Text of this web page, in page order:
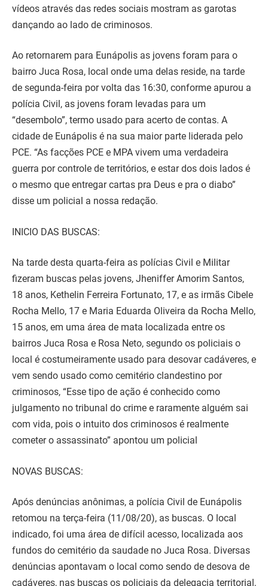
vídeos através das redes sociais mostram as garotas
dançando ao lado de criminosos.
Ao retornarem para Eunápolis as jovens foram para o
bairro Juca Rosa, local onde uma delas reside, na tarde
de segunda-feira por volta das 16:30, conforme apurou a
polícia Civil, as jovens foram levadas para um
“desembolo”, termo usado para acerto de contas. A
cidade de Eunápolis é na sua maior parte liderada pelo
PCE. “As facções PCE e MPA vivem uma verdadeira
guerra por controle de territórios, e estar dos dois lados é
o mesmo que entregar cartas pra Deus e pra o diabo”
disse um policial a nossa redação.
INICIO DAS BUSCAS:
Na tarde desta quarta-feira as polícias Civil e Militar
fizeram buscas pelas jovens, Jheniffer Amorim Santos,
18 anos, Kethelin Ferreira Fortunato, 17, e as irmãs Cibele
Rocha Mello, 17 e Maria Eduarda Oliveira da Rocha Mello,
15 anos, em uma área de mata localizada entre os
bairros Juca Rosa e Rosa Neto, segundo os policiais o
local é costumeiramente usado para desovar cadáveres, e
vem sendo usado como cemitério clandestino por
criminosos, “Esse tipo de ação é conhecido como
julgamento no tribunal do crime e raramente alguém sai
com vida, pois o intuito dos criminosos é realmente
cometer o assassinato” apontou um policial
NOVAS BUSCAS:
Após denúncias anônimas, a polícia Civil de Eunápolis
retomou na terça-feira (11/08/20), as buscas. O local
indicado, foi uma área de difícil acesso, localizada aos
fundos do cemitério da saudade no Juca Rosa. Diversas
denúncias apontavam o local como sendo de desova de
cadáveres, nas buscas os policiais da delegacia territorial,